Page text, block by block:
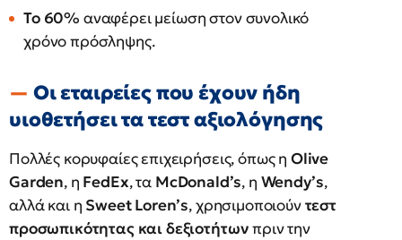
Το 60% αναφέρει μείωση στον συνολικό
χρόνο πρόσληψης.
Οι εταιρείες που έχουν ήδη
υιοθετήσει τα τεστ αξιολόγησης
Πολλές κορυφαίες επιχειρήσεις, όπως η Olive
Garden, η FedEx, τα McDonald’s, η Wendy’s,
αλλά και η Sweet Loren’s, χρησιμοποιούντεστ
προσωπικότητας και δεξιοτήτωνπριν την